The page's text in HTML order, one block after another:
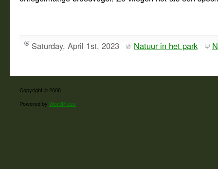
Saturday, April 1st, 2023 Natuur in het park
Copyright © 2008
Powered by WordPress